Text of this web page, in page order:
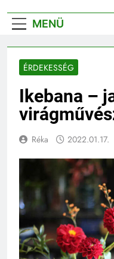
MENÜ
ÉRDEKESSÉG
Ikebana –
Réka 2022.01.17.